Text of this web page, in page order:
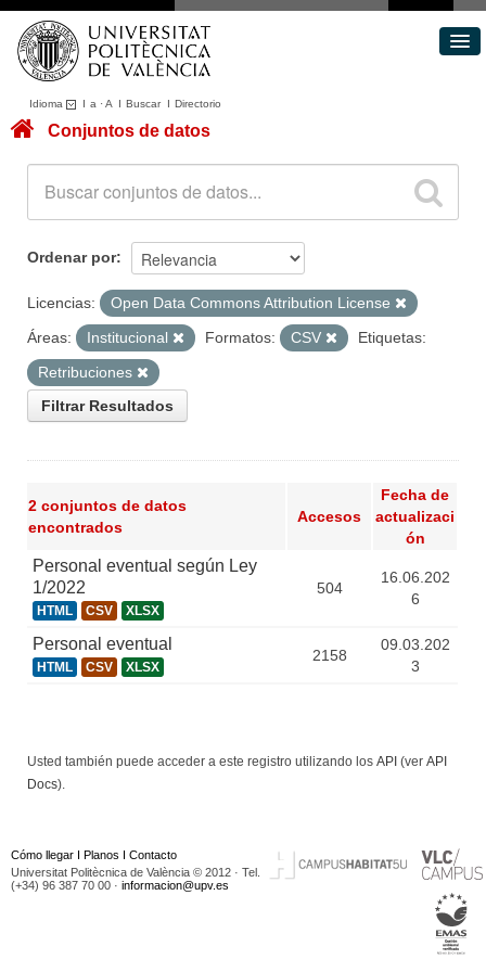
Idioma I a ·A I BuscarI Directorio
Conjuntos de datos
Acerca de
Portal de Transparencia
Conjuntos de datos
Ordenar por
Licencias:
Open Data Commons Attribution License
Áreas:
Institucional Formatos: CSV
Etiquetas:
Retribuciones
Filtrar Resultados
2 conjuntos de datos
encontrados
Accesos
Fecha de
actualizaci
ón
Personal eventual según Ley
1/2022
HTML CSV XLSX
504
16.06.202
6
Personal eventual
HTML CSV XLSX
2158
09.03.202
3
Usted también puede acceder a este registro utilizando los API (ver API
Docs).
Cómo llegar I Planos I Contacto
Universitat Politècnica de València © 2012 · Tel.
(+34) 96 387 70 00 · informacion@upv.es